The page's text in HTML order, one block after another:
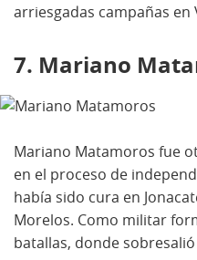
arriesgadas campañas en
7. Mariano
Mariano Matamoros fue
en el proceso de
había sido cura en
Morelos. Como militar
batallas, donde